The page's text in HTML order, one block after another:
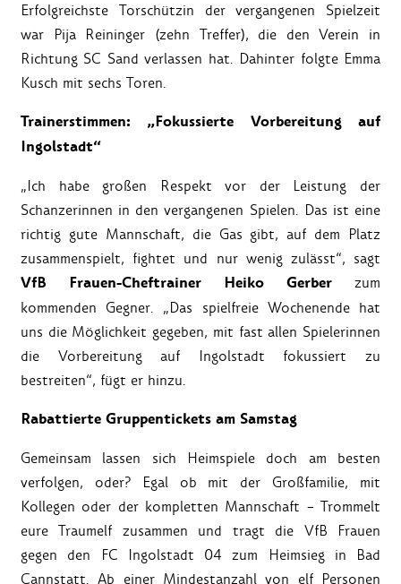
Erfolgreichste Torschützin der vergangenen Spielzeit
war Pija Reininger (zehn Treffer), die den Verein in
Richtung SC Sand verlassen hat. Dahinter folgte Emma
Kusch mit sechs Toren.
Trainerstimmen: „Fokussierte Vorbereitung auf
Ingolstadt“
„Ich habe großen Respekt vor der Leistung der
Schanzerinnen in den vergangenen Spielen. Das ist eine
richtig gute Mannschaft, die Gas gibt, auf dem Platz
zusammenspielt, fightet und nur wenig zulässt“, sagt
VfB Frauen-Cheftrainer Heiko Gerber zum
kommenden Gegner. „Das spielfreie Wochenende hat
uns die Möglichkeit gegeben, mit fast allen Spielerinnen
die Vorbereitung auf Ingolstadt fokussiert zu
bestreiten“, fügt er hinzu.
Rabattierte Gruppentickets am Samstag
Gemeinsam lassen sich Heimspiele doch am besten
verfolgen, oder? Egal ob mit der Großfamilie, mit
Kollegen oder der kompletten Mannschaft – Trommelt
eure Traumelf zusammen und tragt die VfB Frauen
gegen den FC Ingolstadt 04 zum Heimsieg in Bad
Cannstatt. Ab einer Mindestanzahl von elf Personen